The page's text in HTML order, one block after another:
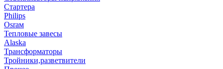
Стартера
Philips
Оsrам
Тепловые завесы
Alaska
Трансформаторы
Тройники,разветвители